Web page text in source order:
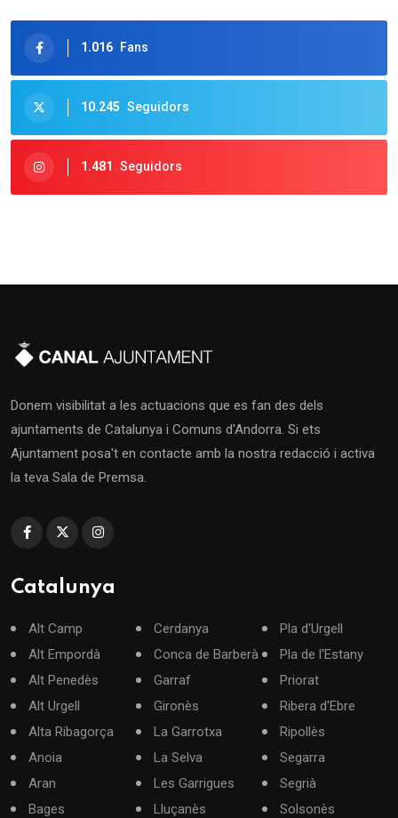
1.016 Fans
10.245 Seguidors
1.481 Seguidors
Donem visibilitat a les actuacions que es fan des dels
ajuntaments de Catalunya i Comuns d'Andorra. Si ets
Ajuntament posa't en contacte amb la nostra redacció i activa
la teva Sala de Premsa.
Catalunya
Alt Camp
Alt Empordà
Alt Penedès
Alt Urgell
Alta Ribagorça
Anoia
Aran
Bages
Cerdanya
Conca de Barberà
Garraf
Gironès
La Garrotxa
La Selva
Les Garrigues
Lluçanès
Pla d'Urgell
Pla de l'Estany
Priorat
Ribera d'Ebre
Ripollès
Segarra
Segrià
Solsonès